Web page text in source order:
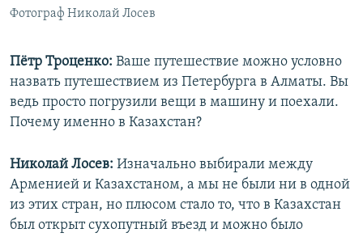
Фотограф Николай Лосев
Пётр Троценко: Ваше путешествие можно условно
назвать путешествием из Петербурга в Алматы. Вы
ведь просто погрузили вещи в машину и поехали.
Почему именно в Казахстан?
Николай Лосев: Изначально выбирали между
Арменией и Казахстаном, а мы не были ни в одной
из этих стран, но плюсом стало то, что в Казахстан
был открыт сухопутный въезд и можно было